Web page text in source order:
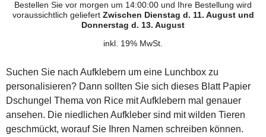
Bestellen Sie vor morgen um 14:00:00 und Ihre Bestellung wird
voraussichtlich geliefert Zwischen Dienstag d. 11. August und
Donnerstag d. 13. August
inkl. 19% MwSt.
Suchen Sie nach Aufklebern um eine Lunchbox zu
personalisieren? Dann sollten Sie sich dieses Blatt Papier
Dschungel Thema von Rice mit Aufklebern mal genauer
ansehen. Die niedlichen Aufkleber sind mit wilden Tieren
geschmückt, worauf Sie Ihren Namen schreiben können.